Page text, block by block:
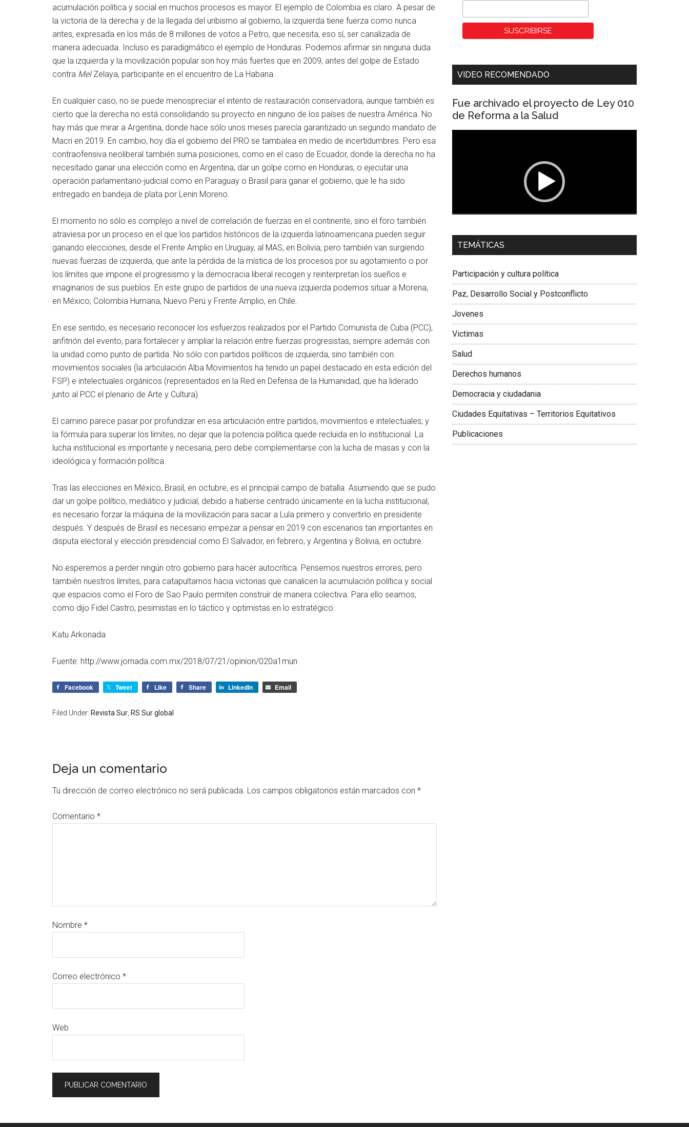
acumulación política y social en muchos procesos es mayor. El ejemplo de Colombia es claro. A pesar de
la victoria de la derecha y de la llegada del uribismo al gobierno, la izquierda tiene fuerza como nunca
antes, expresada en los más de 8 millones de votos a Petro, que necesita, eso sí, ser canalizada de
manera adecuada. Incluso es paradigmático el ejemplo de Honduras. Podemos afirmar sin ninguna duda
que la izquierda y la movilización popular son hoy más fuertes que en 2009, antes del golpe de Estado
contra MelZelaya, participante en el encuentro de La Habana.
En cualquier caso, no se puede menospreciar el intento de restauración conservadora, aunque también es
cierto que la derecha no está consolidando su proyecto en ninguno de los países de nuestra América. No
hay más que mirar a Argentina, donde hace sólo unos meses parecía garantizado un segundo mandato de
Macri en 2019. En cambio, hoy día el gobierno del PRO se tambalea en medio de incertidumbres. Pero esa
contraofensiva neoliberal también suma posiciones, como en el caso de Ecuador, donde la derecha no ha
necesitado ganar una elección como en Argentina, dar un golpe como en Honduras, o ejecutar una
operación parlamentario-judicial como en Paraguay o Brasil para ganar el gobierno, que le ha sido
entregado en bandeja de plata por Lenin Moreno.
El momento no sólo es complejo a nivel de correlación de fuerzas en el continente, sino el foro también
atraviesa por un proceso en el que los partidos históricos de la izquierda latinoamericana pueden seguir
ganando elecciones, desde el Frente Amplio en Uruguay, al MAS, en Bolivia, pero también van surgiendo
nuevas fuerzas de izquierda, que ante la pérdida de la mística de los procesos por su agotamiento o por
los límites que impone el progresismo y la democracia liberal recogen y reinterpretan los sueños e
imaginarios de sus pueblos. En este grupo de partidos de una nueva izquierda podemos situar a Morena,
en México; Colombia Humana, Nuevo Perú y Frente Amplio, en Chile.
En ese sentido, es necesario reconocer los esfuerzos realizados por el Partido Comunista de Cuba (PCC),
anfitrión del evento, para fortalecer y ampliar la relación entre fuerzas progresistas, siempre además con
la unidad como punto de partida. No sólo con partidos políticos de izquierda, sino también con
movimientos sociales (la articulación Alba Movimientos ha tenido un papel destacado en esta edición del
FSP) e intelectuales orgánicos (representados en la Red en Defensa de la Humanidad, que ha liderado
junto al PCC el plenario de Arte y Cultura).
El camino parece pasar por profundizar en esa articulación entre partidos, movimientos e intelectuales; y
la fórmula para superar los límites, no dejar que la potencia política quede recluida en lo institucional. La
lucha institucional es importante y necesaria, pero debe complementarse con la lucha de masas y con la
ideológica y formación política.
Tras las elecciones en México, Brasil, en octubre, es el principal campo de batalla. Asumiendo que se pudo
dar un golpe político, mediático y judicial, debido a haberse centrado únicamente en la lucha institucional,
es necesario forzar la máquina de la movilización para sacar a Lula primero y convertirlo en presidente
después. Y después de Brasil es necesario empezar a pensar en 2019 con escenarios tan importantes en
disputa electoral y elección presidencial como El Salvador, en febrero, y Argentina y Bolivia, en octubre.
No esperemos a perder ningún otro gobierno para hacer autocrítica. Pensemos nuestros errores, pero
también nuestros límites, para catapultarnos hacia victorias que canalicen la acumulación política y social
que espacios como el Foro de Sao Paulo permiten construir de manera colectiva. Para ello seamos,
como dijo Fidel Castro, pesimistas en lo táctico y optimistas en lo estratégico.
Katu Arkonada
Fuente: http://www.jornada.com.mx/2018/07/21/opinion/020a1mun
Facebook Tweet Like Share LinkedIn Email
Filed Under: Revista Sur RS Sur global
Deja un comentario
Tu dirección de correo electrónico no será publicada. Los campos obligatorios están marcados con *
Comentario *
Nombre *
Correo electrónico *
Web
VIDEO RECOMENDADO
Fue archivado el proyecto de Ley 010
de Reforma a la Salud
Dra. Carolina Corcho Mejía,
Latinoamericana Sur, Vicepresidenta Federación
TEMÁTICAS
Participación y cultura política
Paz, Desarrollo Social y Postconflicto
Jovenes
Victimas
Salud
Derechos humanos
Democracia y ciudadania
Ciudades Equitativas – Territorios Equitativos
Publicaciones